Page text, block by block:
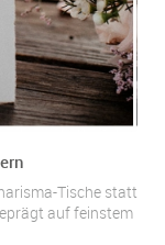
Tische statt
auf feinstem